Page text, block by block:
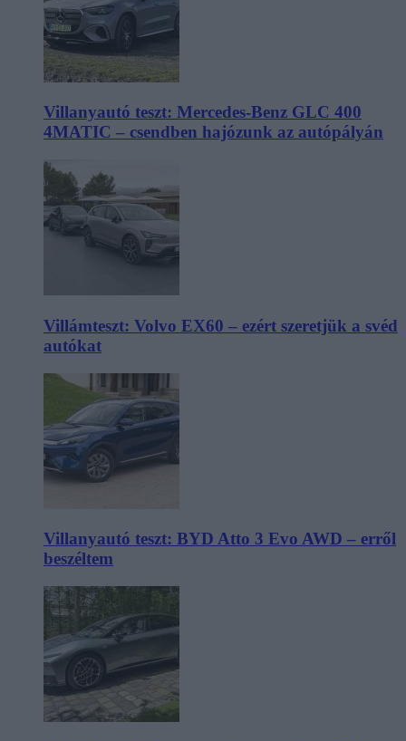
Villanyautó teszt: Mercedes-Benz GLC 400
4MATIC – csendben hajózunk az autópályán
Villámteszt: Volvo EX60 – ezért szeretjük a svéd
autókat
Villanyautó teszt: BYD Atto 3 Evo AWD – erről
beszéltem